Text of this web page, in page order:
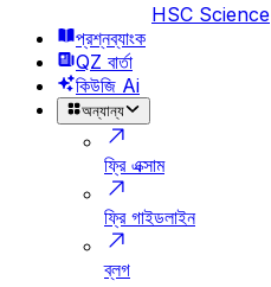
HSC Science
প্রশ্নব্যাংক
QZ বার্তা
কিউজি Ai
অন্যান্য
ফ্রি এক্সাম
ফ্রি গাইডলাইন
ব্লগ